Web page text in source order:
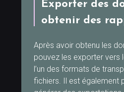
Exporter des
obtenir des
Après avoir obtenu les
pouvez les exporter vers
l’un des formats de
fichiers. Il est également